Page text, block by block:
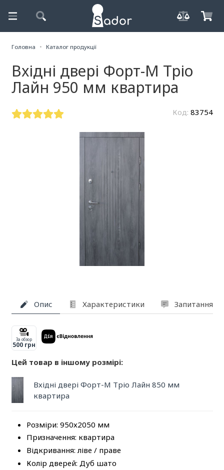
Головна Каталог продукції
Вхідні двері Форт-М Тріо
Лайн 950 мм квартира
Код: 83754
Опис Характеристики Запитання
За обзор
500 грн
Цей товар в іншому розмірі:
Вхідні двері Форт-М Тріо Лайн 850 мм
квартира
Розміри: 950х2050 мм
Призначення: квартира
Відкривання: ліве / праве
Колір дверей: Дуб шато